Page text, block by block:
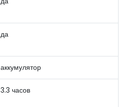
да
аккумулятор
3.3 часов